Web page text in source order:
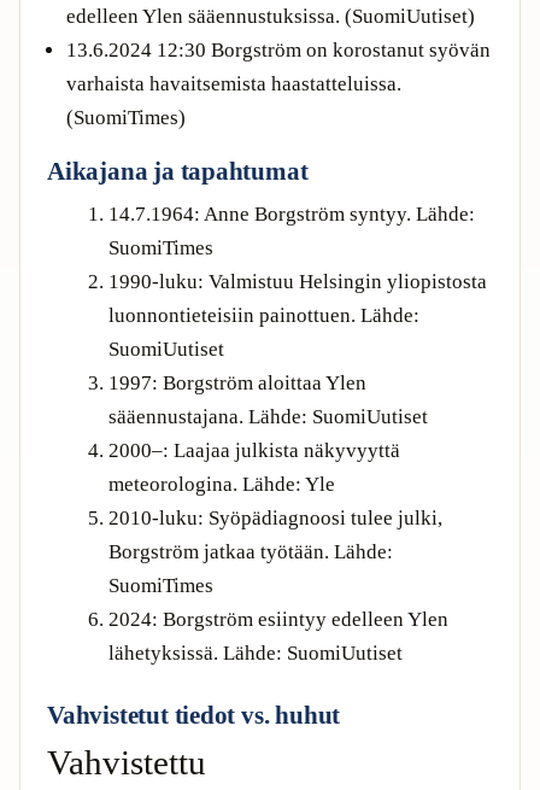
edelleen Ylen sääennustuksissa. (SuomiUutiset)
13.6.2024 12:30 Borgström on korostanut syövän
varhaista havaitsemista haastatteluissa.
(SuomiTimes)
Aikajana ja tapahtumat
14.7.1964: Anne Borgström syntyy. Lähde:
SuomiTimes
1990-luku: Valmistuu Helsingin yliopistosta
luonnontieteisiin painottuen. Lähde:
SuomiUutiset
1997: Borgström aloittaa Ylen
sääennustajana. Lähde: SuomiUutiset
2000–: Laajaa julkista näkyvyyttä
meteorologina. Lähde: Yle
2010-luku: Syöpädiagnoosi tulee julki,
Borgström jatkaa työtään. Lähde:
SuomiTimes
2024: Borgström esiintyy edelleen Ylen
lähetyksissä. Lähde: SuomiUutiset
Vahvistetut tiedot vs. huhut
Vahvistettu